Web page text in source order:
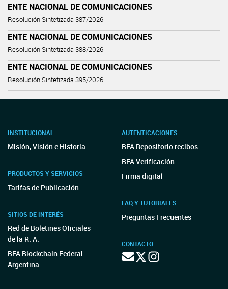
ENTE NACIONAL DE COMUNICACIONES
Resolución Sintetizada 387/2026
ENTE NACIONAL DE COMUNICACIONES
Resolución Sintetizada 388/2026
ENTE NACIONAL DE COMUNICACIONES
Resolución Sintetizada 395/2026
INSTITUCIONAL
Misión, Visión e Historia
PRODUCTOS Y SERVICIOS
Tarifas de Publicación
SITIOS DE INTERÉS
Red de Boletines Oficiales
de la R. A.
BFA Blockchain Federal
Argentina
AUTENTICACIONES
BFA Repositorio recibos
BFA Verificación
Firma digital
FAQ Y TUTORIALES
Preguntas Frecuentes
CONTACTO